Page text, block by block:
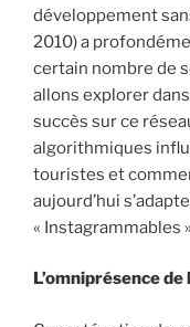
développement
2010) a
certain nombre de
allons explorer
succès sur ce
algorithmiques
touristes et
aujourd’hui
« Instagrammables
L’omniprésence de